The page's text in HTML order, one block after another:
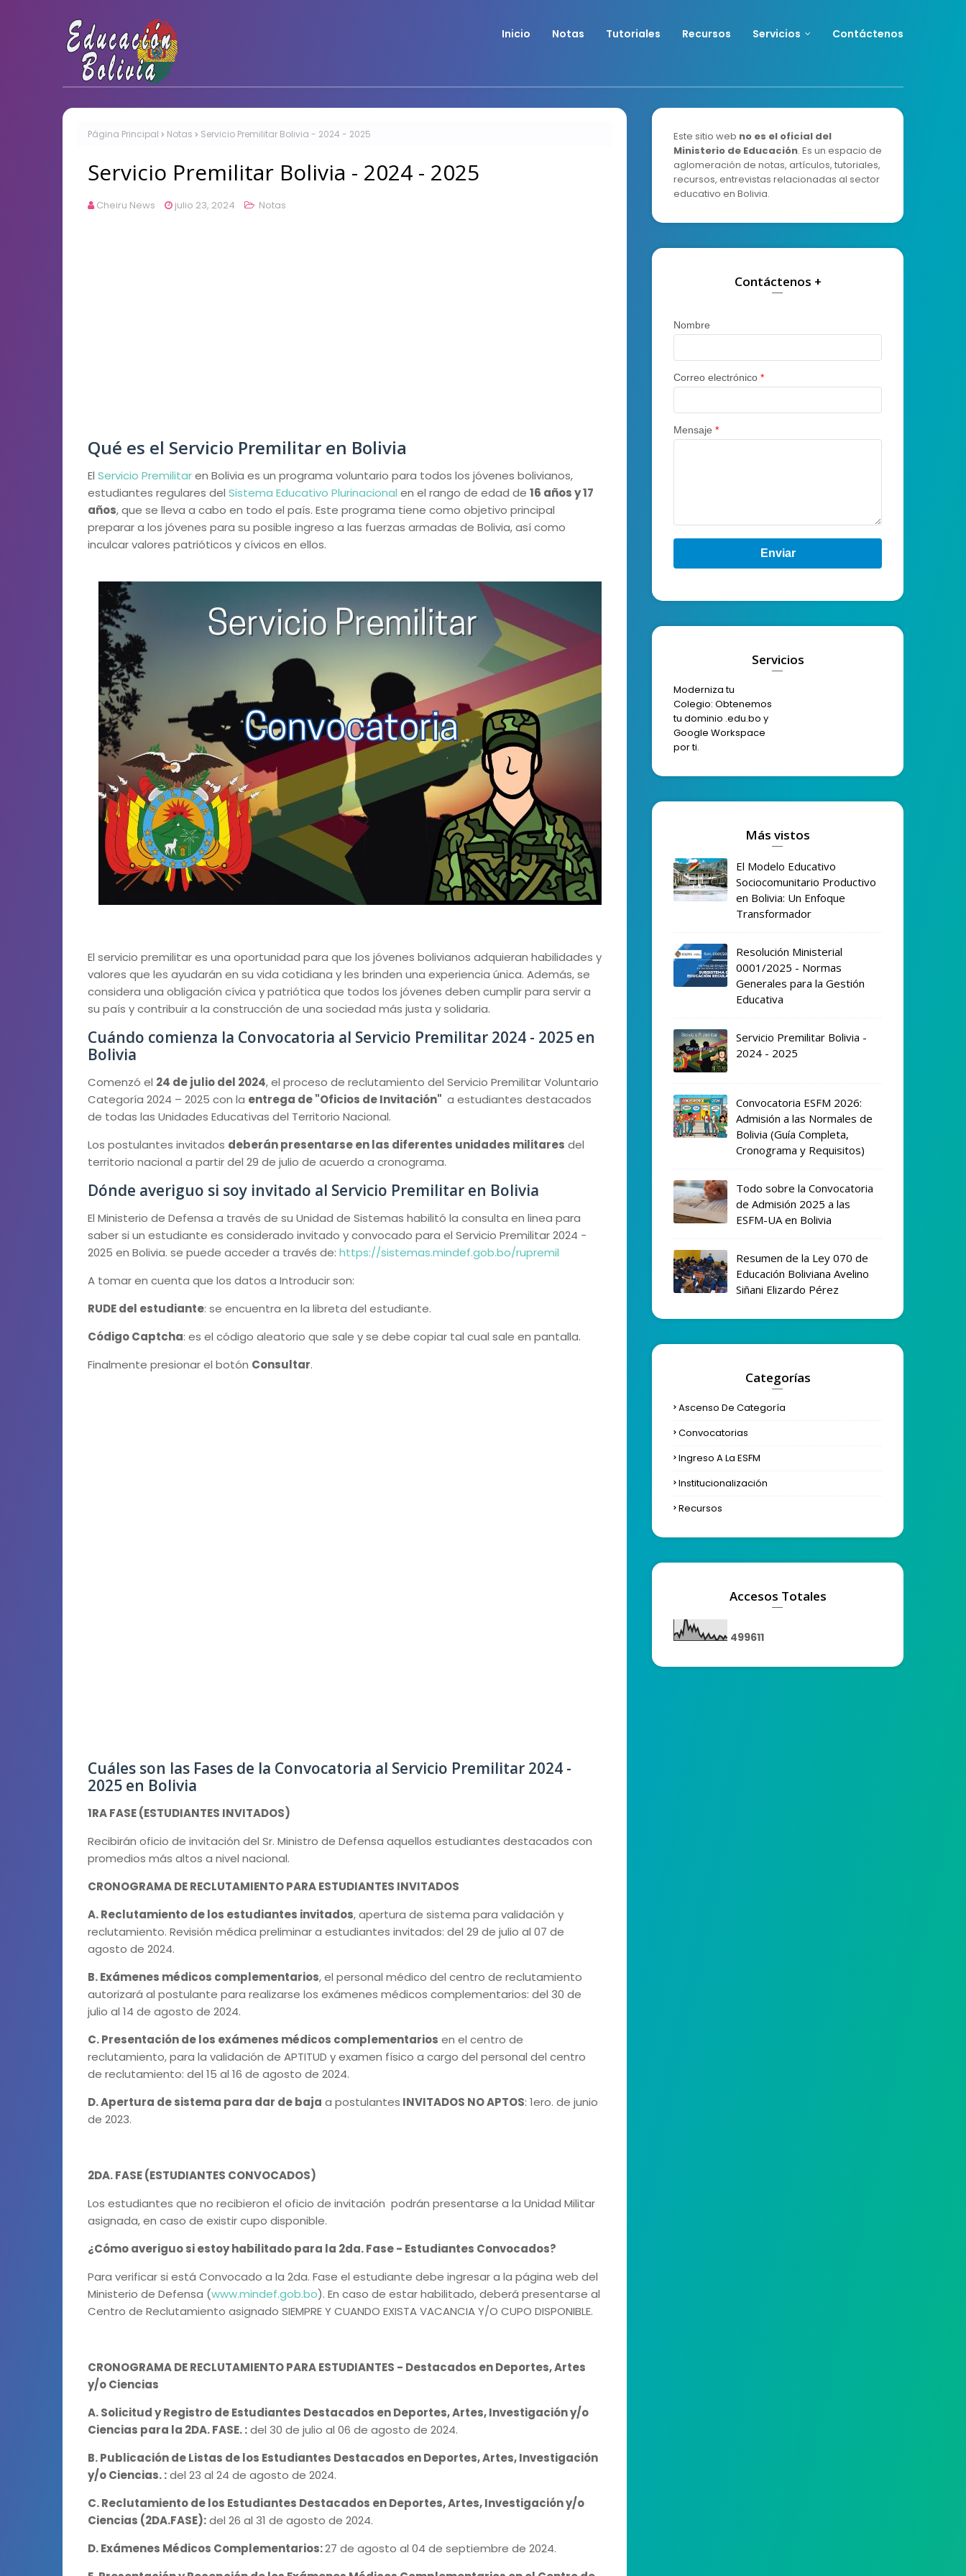
Inicio Notas Tutoriales Recursos Servicios Contáctenos
Página Principal Notas Servicio Premilitar Bolivia - 2024 - 2025
Servicio Premilitar Bolivia - 2024 - 2025
Cheiru News julio 23, 2024 Notas
Qué es el Servicio Premilitar en Bolivia
El Servicio Premilitaren Bolivia es un programa voluntario para todos los jóvenes bolivianos,
estudiantes regulares del Sistema Educativo Plurinacional en el rango de edad de 16 años y 17
años, que se lleva a cabo en todo el país. Este programa tiene como objetivo principal
preparar a los jóvenes para su posible ingreso a las fuerzas armadas de Bolivia, así como
inculcar valores patrióticos y cívicos en ellos.
El servicio premilitar es una oportunidad para que los jóvenes bolivianos adquieran habilidades y
valores que les ayudarán en su vida cotidiana y les brinden una experiencia única. Además, se
considera una obligación cívica y patriótica que todos los jóvenes deben cumplir para servir a
su país y contribuir a la construcción de una sociedad más justa y solidaria.
Cuándo comienza la Convocatoria al Servicio Premilitar 2024 - 2025 en
Bolivia
Comenzó el 24 de julio del 2024, el proceso de reclutamiento del Servicio Premilitar Voluntario
Categoría 2024 – 2025 con la entrega de "Oficios de Invitación" a estudiantes destacados
de todas las Unidades Educativas del Territorio Nacional.
Los postulantes invitados deberán presentarse en las diferentes unidades militares del
territorio nacional a partir del 29 de julio de acuerdo a cronograma.
Dónde averiguo si soy invitado al Servicio Premilitar en Bolivia
El Ministerio de Defensa a través de su Unidad de Sistemas habilitó la consulta en linea para
saber si un estudiante es considerado invitado y convocado para el Servicio Premilitar 2024 -
2025 en Bolivia. se puede acceder a través de: https://sistemas.mindef.gob.bo/rupremil
A tomar en cuenta que los datos a Introducir son:
RUDE del estudiante: se encuentra en la libreta del estudiante.
Código Captcha: es el código aleatorio que sale y se debe copiar tal cual sale en pantalla.
Finalmente presionar el botón Consultar.
Cuáles son las Fases de la Convocatoria al Servicio Premilitar 2024 -
2025 en Bolivia
1RA FASE (ESTUDIANTES INVITADOS)
Recibirán oficio de invitación del Sr. Ministro de Defensa aquellos estudiantes destacados con
promedios más altos a nivel nacional.
CRONOGRAMA DE RECLUTAMIENTO PARA ESTUDIANTES INVITADOS
A. Reclutamiento de los estudiantes invitados, apertura de sistema para validación y
reclutamiento. Revisión médica preliminar a estudiantes invitados: del 29 de julio al 07 de
agosto de 2024.
B. Exámenes médicos complementarios, el personal médico del centro de reclutamiento
autorizará al postulante para realizarse los exámenes médicos complementarios: del 30 de
julio al 14 de agosto de 2024.
C. Presentación de los exámenes médicos complementarios en el centro de
reclutamiento, para la validación de APTITUD y examen físico a cargo del personal del centro
de reclutamiento: del 15 al 16 de agosto de 2024.
D. Apertura de sistema para dar de baja a postulantes INVITADOS NO APTOS: 1ero. de junio
de 2023.
2DA. FASE (ESTUDIANTES CONVOCADOS)
Los estudiantes que no recibieron el oficio de invitación podrán presentarse a la Unidad Militar
asignada, en caso de existir cupo disponible.
¿Cómo averiguo si estoy habilitado para la 2da. Fase - Estudiantes Convocados?
Para verificar si está Convocado a la 2da. Fase el estudiante debe ingresar a la página web del
Ministerio de Defensa (www.mindef.gob.bo). En caso de estar habilitado, deberá presentarse al
Centro de Reclutamiento asignado SIEMPRE Y CUANDO EXISTA VACANCIA Y/O CUPO DISPONIBLE.
CRONOGRAMA DE RECLUTAMIENTO PARA ESTUDIANTES - Destacados en Deportes, Artes
y/o Ciencias
A. Solicitud y Registro de Estudiantes Destacados en Deportes, Artes, Investigación y/o
Ciencias para la 2DA. FASE. :del 30 de julio al 06 de agosto de 2024.
B. Publicación de Listas de los Estudiantes Destacados en Deportes, Artes, Investigación
y/o Ciencias. :del 23 al 24 de agosto de 2024.
C. Reclutamiento de los Estudiantes Destacados en Deportes, Artes, Investigación y/o
Ciencias (2DA.FASE):del 26 al 31 de agosto de 2024.
D. Exámenes Médicos Complementarios:27 de agosto al 04 de septiembre de 2024.
Este sitio web no es el oficial del
Ministerio de Educación. Es un espacio de
aglomeración de notas, artículos, tutoriales,
recursos, entrevistas relacionadas al sector
educativo en Bolivia.
Contáctenos +
Nombre
Correo electrónico *
Mensaje *
Enviar
Servicios
Moderniza tu
Colegio: Obtenemos
tu dominio .edu.bo y
Google Workspace
por ti.
Más vistos
El Modelo Educativo
Sociocomunitario Productivo
en Bolivia: Un Enfoque
Transformador
Resolución Ministerial
0001/2025 - Normas
Generales para la Gestión
Educativa
Servicio Premilitar Bolivia -
2024 - 2025
Convocatoria ESFM 2026:
Admisión a las Normales de
Bolivia (Guía Completa,
Cronograma y Requisitos)
Todo sobre la Convocatoria
de Admisión 2025 a las
ESFM-UA en Bolivia
Resumen de la Ley 070 de
Educación Boliviana Avelino
Siñani Elizardo Pérez
Categorías
Ascenso De Categoría
Convocatorias
Ingreso A La ESFM
Institucionalización
Recursos
Accesos Totales
499611